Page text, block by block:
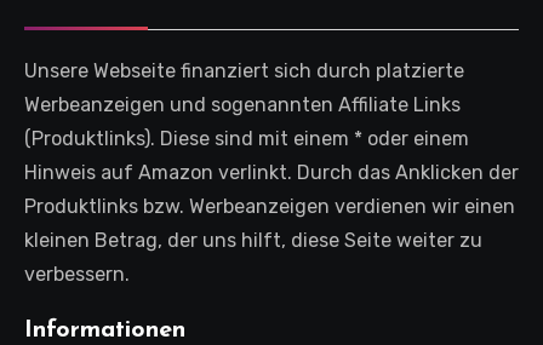
Unsere Webseite finanziert sich durch platzierte
Werbeanzeigen und sogenannten Affiliate Links
(Produktlinks). Diese sind mit einem * oder einem
Hinweis auf Amazon verlinkt. Durch das Anklicken der
Produktlinks bzw. Werbeanzeigen verdienen wir einen
kleinen Betrag, der uns hilft, diese Seite weiter zu
verbessern.
Informationen